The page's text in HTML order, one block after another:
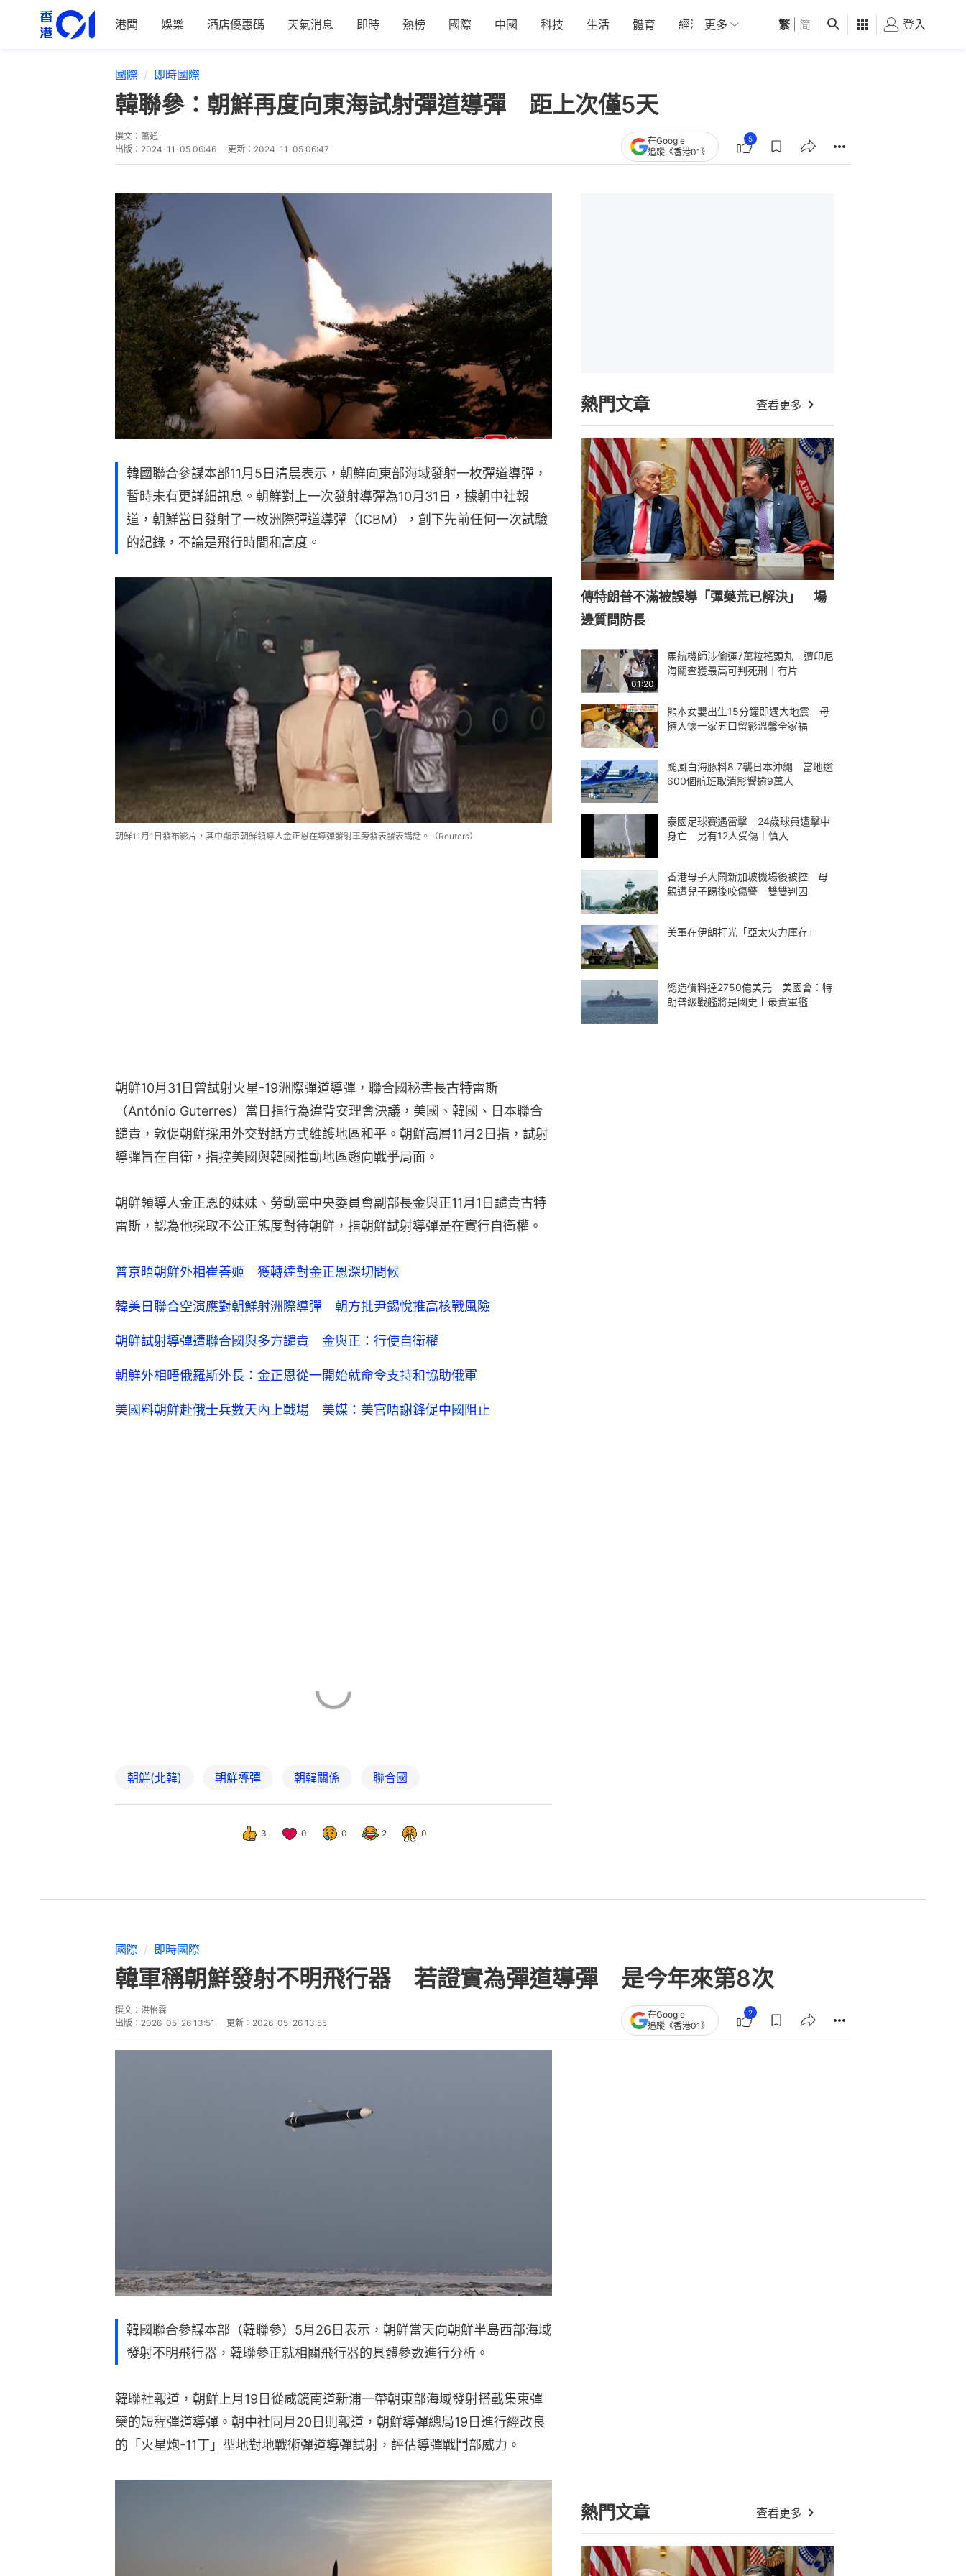
港聞 娛樂 酒店優惠碼 天氣消息 即時 熱榜 國際 中國 科技 生活 體育 經濟 01深圳 觀點 健康 好食玩飛
更多 繁 简 登入
國際 即時國際
韓聯參：朝鮮再度向東海試射彈道導彈 距上次僅5天
撰文： 蕭通
出版： 2024-11-05 06:46 更新： 2024-11-05 06:47
在Google
追蹤《香港01》
5
韓國聯合參謀本部11月5日清晨表示，朝鮮向東部海域發射一枚彈道導彈，
暫時未有更詳細訊息。朝鮮對上一次發射導彈為10月31日，據朝中社報
道，朝鮮當日發射了一枚洲際彈道導彈（ICBM），創下先前任何一次試驗
的紀錄，不論是飛行時間和高度。
朝鮮11月1日發布影片，其中顯示朝鮮領導人金正恩在導彈發射車旁發表發表講話。（Reuters）
朝鮮10月31日曾試射火星-19洲際彈道導彈，聯合國秘書長古特雷斯
（António Guterres）當日指行為違背安理會決議，美國、韓國、日本聯合
譴責，敦促朝鮮採用外交對話方式維護地區和平。朝鮮高層11月2日指，試射
導彈旨在自衛，指控美國與韓國推動地區趨向戰爭局面。
朝鮮領導人金正恩的妹妹、勞動黨中央委員會副部長金與正11月1日譴責古特
雷斯，認為他採取不公正態度對待朝鮮，指朝鮮試射導彈是在實行自衛權。
普京晤朝鮮外相崔善姬 獲轉達對金正恩深切問候
韓美日聯合空演應對朝鮮射洲際導彈 朝方批尹錫悅推高核戰風險
朝鮮試射導彈遭聯合國與多方譴責 金與正：行使自衛權
朝鮮外相晤俄羅斯外長：金正恩從一開始就命令支持和協助俄軍
美國料朝鮮赴俄士兵數天內上戰場 美媒：美官唔謝鋒促中國阻止
朝鮮(北韓) 朝鮮導彈 朝韓關係 聯合國
3 0 0 2 0
熱門文章 查看更多
傳特朗普不滿被誤導「彈藥荒已解決」 場
邊質問防長
01:20
馬航機師涉偷運7萬粒搖頭丸 遭印尼
海關查獲最高可判死刑｜有片
熊本女嬰出生15分鐘即遇大地震 母
擁入懷一家五口留影溫馨全家福
颱風白海豚料8.7襲日本沖繩 當地逾
600個航班取消影響逾9萬人
泰國足球賽遇雷擊 24歲球員遭擊中
身亡 另有12人受傷｜慎入
香港母子大鬧新加坡機場後被控 母
親遭兒子踢後咬傷警 雙雙判囚
美軍在伊朗打光「亞太火力庫存」
總造價料達2750億美元 美國會：特
朗普級戰艦將是國史上最貴軍艦
國際 即時國際
韓軍稱朝鮮發射不明飛行器 若證實為彈道導彈 是今年來第8次
撰文： 洪怡霖
出版： 2026-05-26 13:51 更新： 2026-05-26 13:55
在Google
追蹤《香港01》
2
韓國聯合參謀本部（韓聯參）5月26日表示，朝鮮當天向朝鮮半島西部海域
發射不明飛行器，韓聯參正就相關飛行器的具體參數進行分析。
韓聯社報道，朝鮮上月19日從咸鏡南道新浦一帶朝東部海域發射搭載集束彈
藥的短程彈道導彈。朝中社同月20日則報道，朝鮮導彈總局19日進行經改良
的「火星炮-11丁」型地對地戰術彈道導彈試射，評估導彈戰鬥部威力。
熱門文章 查看更多